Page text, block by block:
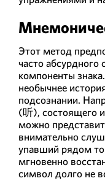
Этот метод
часто
компоненты
необычнее
подсознании.
(听), состоящего
можно
внимательно
упавший рядом
мгновенно
символ долго не